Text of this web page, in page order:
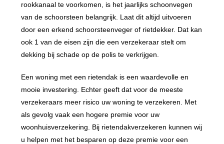
rookkanaal te voorkomen, is het jaarlijks schoonvegen
van de schoorsteen belangrijk. Laat dit altijd uitvoeren
door een erkend schoorsteenveger of rietdekker. Dat kan
ook 1 van de eisen zijn die een verzekeraar stelt om
dekking bij schade op de polis te verkrijgen.
Een woning met een rietendak is een waardevolle en
mooie investering. Echter geeft dat voor de meeste
verzekeraars meer risico uw woning te verzekeren. Met
als gevolg vaak een hogere premie voor uw
woonhuisverzekering. Bij rietendakverzekeren kunnen wij
u helpen met het besparen op deze premie voor een